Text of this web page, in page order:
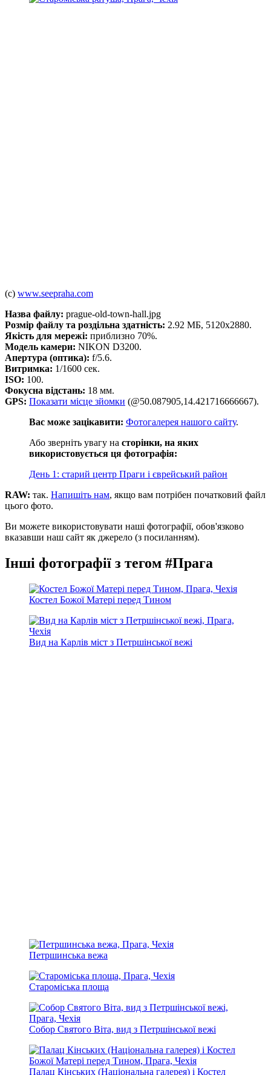
(c) www.seepraha.com
Назва файлу: prague-old-town-hall.jpg
Розмір файлу та роздільна здатність: 2.92 МБ, 5120x2880.
Якість для мережі: приблизно 70%.
Модель камери: NIKON D3200.
Апертура (оптика): f/5.6.
Витримка: 1/1600 сек.
ISO: 100.
Фокусна відстань: 18 мм.
GPS: Показати місце зйомки (@50.087905,14.421716666667).
Вас може зацікавити: Фотогалерея нашого сайту.
Або зверніть увагу на сторінки, на яких
використовується ця фотографія:
День 1: старий центр Праги і єврейський район
RAW: так. Напишіть нам, якщо вам потрібен початковий файл
цього фото.
Ви можете використовувати наші фотографії, обов'язково
вказавши наш сайт як джерело (з посиланням).
Інші фотографії з тегом #Прага
Костел Божої Матері перед Тином
Вид на Карлів міст з Петршінської вежі
Петршинська вежа
Староміська площа
Собор Святого Віта, вид з Петршінської вежі
Палац Кінських (Національна галерея) і Костел